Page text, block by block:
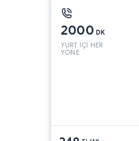
2000 DK
YURT İÇİ HER
YÖNE